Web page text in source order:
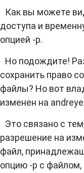
Как вы можете
доступа и
опцией -p.
Но подождите!
сохранить право
файлы? Но вот
изменен на
Это связано с
разрешение на
файл,
опцию -p с